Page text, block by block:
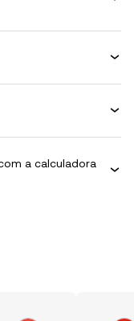
a calculadora